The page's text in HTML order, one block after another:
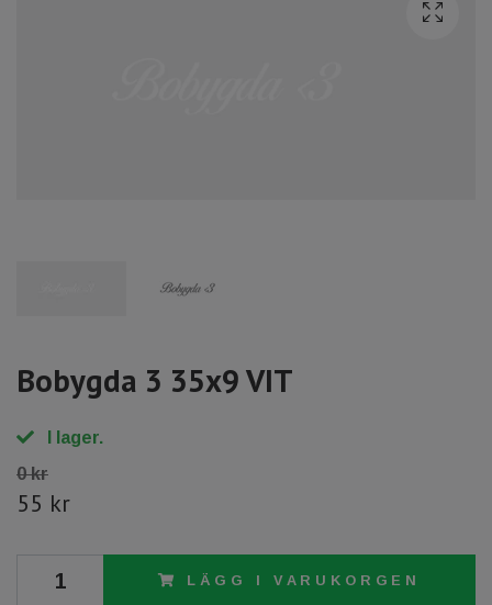
Bobygda 3 35x9 VIT
I lager.
0 kr
55 kr
LÄGG I VARUKORGEN